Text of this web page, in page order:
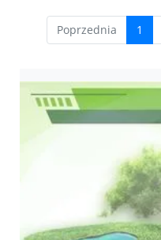
Poprzednia 1